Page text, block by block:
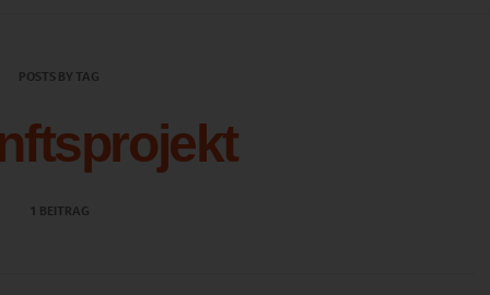
POSTS BY TAG
1 BEITRAG